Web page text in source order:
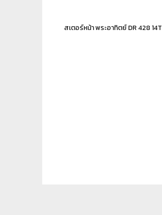
สเตอร์หน้า พระอาทิตย์ DR 428 14T